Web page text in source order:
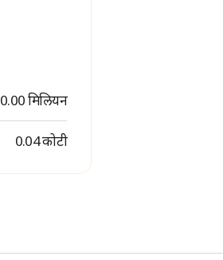
0.00 मिलियन
₹ 0.04 कोटी